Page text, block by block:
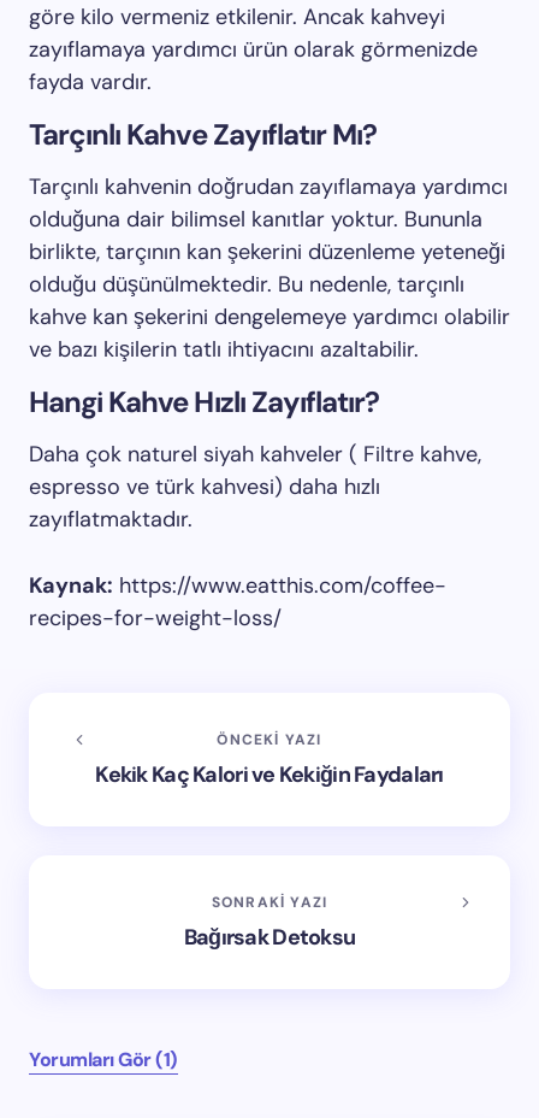
göre kilo vermeniz etkilenir. Ancak kahveyi
zayıflamaya yardımcı ürün olarak görmenizde
fayda vardır.
Tarçınlı Kahve Zayıflatır Mı?
Tarçınlı kahvenin doğrudan zayıflamaya yardımcı
olduğuna dair bilimsel kanıtlar yoktur. Bununla
birlikte, tarçının kan şekerini düzenleme yeteneği
olduğu düşünülmektedir. Bu nedenle, tarçınlı
kahve kan şekerini dengelemeye yardımcı olabilir
ve bazı kişilerin tatlı ihtiyacını azaltabilir.
Hangi Kahve Hızlı Zayıflatır?
Daha çok naturel siyah kahveler ( Filtre kahve,
espresso ve türk kahvesi) daha hızlı
zayıflatmaktadır.
Kaynak: https://www.eatthis.com/coffee-
recipes-for-weight-loss/
ÖNCEKI YAZI
Kekik Kaç Kalori ve Kekiğin Faydaları
SONRAKI YAZI
Bağırsak Detoksu
Yorumları Gör (1)